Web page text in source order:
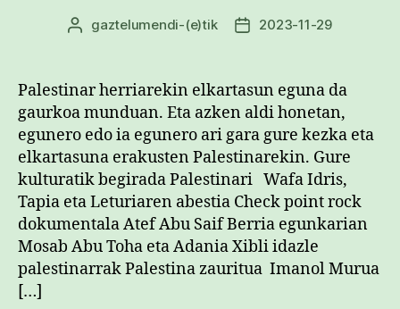
Argitalpenaren
gaztelumendi-(e)tik
Argitalpenaren
2023-11-29
Palestinar herriarekin elkartasun eguna da
gaurkoa munduan. Eta azken aldi honetan,
egunero edo ia egunero ari gara gure kezka eta
elkartasuna erakusten Palestinarekin. Gure
kulturatik begirada Palestinari Wafa Idris,
Tapia eta Leturiaren abestia Check point rock
dokumentala Atef Abu Saif Berria egunkarian
Mosab Abu Toha eta Adania Xibli idazle
palestinarrak Palestina zauritua Imanol Murua
[…]